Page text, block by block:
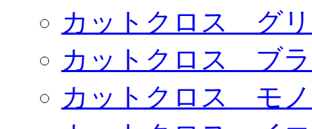
カットクロス グ
カットクロス ブ
カットクロス モ